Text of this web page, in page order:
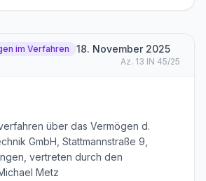
im Verfahren 18. November 2025
Az. 13 IN 45/25
über das Vermögen d.
GmbH, Stattmannstraße 9,
vertreten durch den
Metz